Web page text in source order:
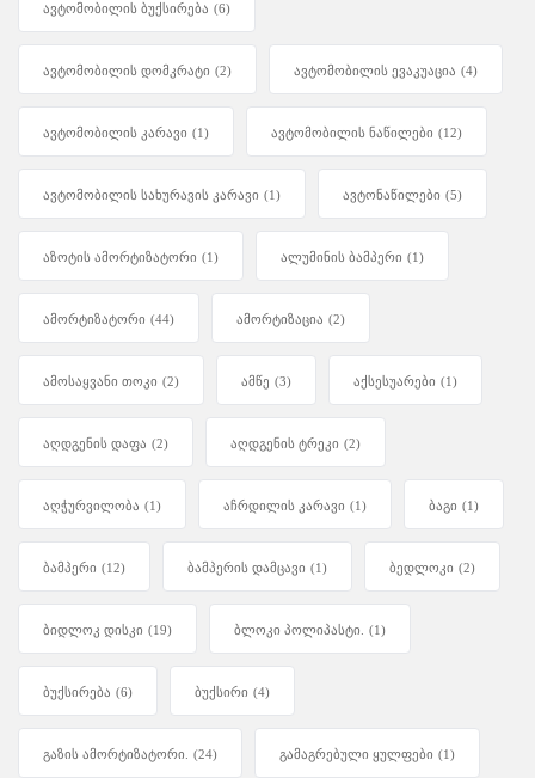
ავტომობილის ბუქსირება (6)
ავტომობილის დომკრატი (2) ავტომობილის ევაკუაცია (4)
ავტომობილის კარავი (1) ავტომობილის ნაწილები (12)
ავტომობილის სახურავის კარავი (1) ავტონაწილები (5)
აზოტის ამორტიზატორი (1) ალუმინის ბამპერი (1)
ამორტიზატორი (44) ამორტიზაცია (2)
ამოსაყვანი თოკი (2) ამწე (3) აქსესუარები (1)
აღდგენის დაფა (2) აღდგენის ტრეკი (2)
აღჭურვილობა (1) აჩრდილის კარავი (1) ბაგი (1)
ბამპერი (12) ბამპერის დამცავი (1) ბედლოკი (2)
ბიდლოკ დისკი (19) ბლოკი პოლიპასტი. (1)
ბუქსირება (6) ბუქსირი (4)
გაზის ამორტიზატორი. (24) გამაგრებული ყულფები (1)